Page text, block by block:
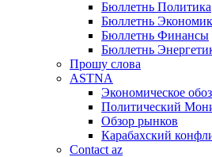
Бюллетнь Политика
Бюллетнь
Бюллетнь Финансы
Бюллетнь
Прошу слова
ASTNA
Экономическое
Политический
Обзор рынков
Карабахский
Contact az